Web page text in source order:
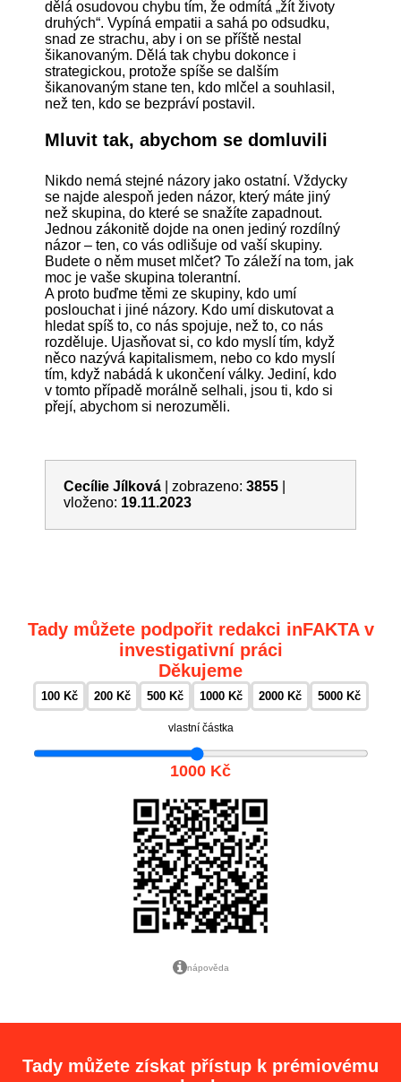
dělá osudovou chybu tím, že odmítá „žít životy
druhých“. Vypíná empatii a sahá po odsudku,
snad ze strachu, aby i on se příště nestal
šikanovaným. Dělá tak chybu dokonce i
strategickou, protože spíše se dalším
šikanovaným stane ten, kdo mlčel a souhlasil,
než ten, kdo se bezpráví postavil.
Mluvit tak, abychom se domluvili
Nikdo nemá stejné názory jako ostatní. Vždycky
se najde alespoň jeden názor, který máte jiný
než skupina, do které se snažíte zapadnout.
Jednou zákonitě dojde na onen jediný rozdílný
názor – ten, co vás odlišuje od vaší skupiny.
Budete o něm muset mlčet? To záleží na tom, jak
moc je vaše skupina tolerantní.
A proto buďme těmi ze skupiny, kdo umí
poslouchat i jiné názory. Kdo umí diskutovat a
hledat spíš to, co nás spojuje, než to, co nás
rozděluje. Ujasňovat si, co kdo myslí tím, když
něco nazývá kapitalismem, nebo co kdo myslí
tím, když nabádá k ukončení války. Jediní, kdo
v tomto případě morálně selhali, jsou ti, kdo si
přejí, abychom si nerozuměli.
Cecílie Jílková zobrazeno: 3855
vloženo: 19.11.2023
Tady můžete podpořit redakci inFAKTA v
investigativní práci
Děkujeme
100 Kč 200 Kč 500 Kč 1000 Kč 2000 Kč 5000 Kč
vlastní částka
1000 Kč
nápověda
Tady můžete získat přístup k prémiovému